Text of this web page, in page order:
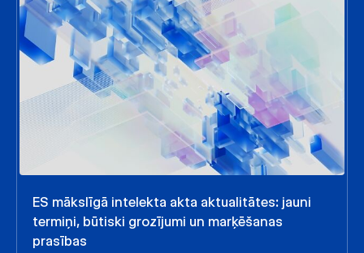
ES mākslīgā intelekta akta aktualitātes: jauni
termiņi, būtiski grozījumi un marķēšanas
prasības